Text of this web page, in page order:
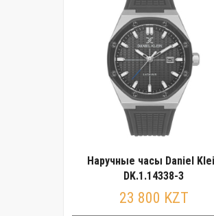
Наручные часы Daniel
DK.1.14338-3
23 800 KZT